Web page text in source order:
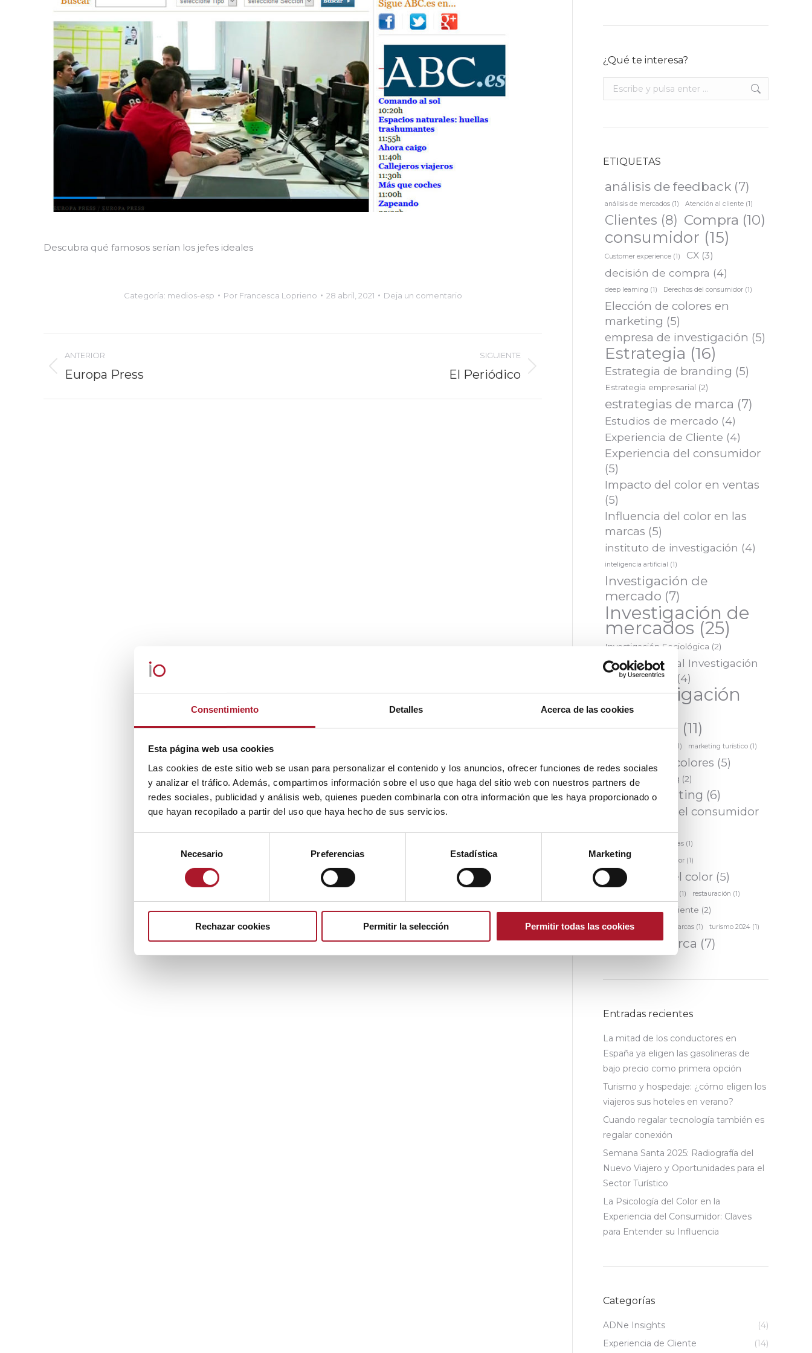
Consentimiento Detalles Acerca de las cookies
Esta página web usa cookies
Las cookies de este sitio web se usan para personalizar el contenido y los anuncios, ofrecer funciones de redes sociales
y analizar el tráfico. Además, compartimos información sobre el uso que haga del sitio web con nuestros partners de
redes sociales, publicidad y análisis web, quienes pueden combinarla con otra información que les haya proporcionado o
que hayan recopilado a partir del uso que haya hecho de sus servicios.
consentimiento
Necesario Preferencias Estadística Marketing
Rechazar cookies Permitir la selección Permitir todas las cookies
Descubra qué famosos serían los jefes ideales
Categoría: medios-esp Por Francesca Loprieno 28 abril, 2021 Deja un comentario
entre
proyectos
ANTERIOR
Proyecto
Europa Press
SIGUIENTE
El Periódico
¿Qué te interesa?
Buscar:
ETIQUETAS
análisis de feedback (7)
análisis de mercados (1) Atención al cliente (1)
Clientes (8) Compra (10)
consumidor (15)
Customer experience (1) CX (3)
decisión de compra (4)
deep learning (1) Derechos del consumidor (1)
Elección de colores en
marketing (5)
empresa de investigación (5)
Estrategia (16)
Estrategia de branding (5)
Estrategia empresarial (2)
estrategias de marca (7)
Estudios de mercado (4)
Experiencia de Cliente (4)
Experiencia del consumidor
(5)
Impacto del color en ventas
(5)
Influencia del color en las
marcas (5)
instituto de investigación (4)
inteligencia artificial (1)
Investigación de
mercado (7)
Investigación de
mercados (25)
Investigación Sociológica (2)
IO Institucional Investigación
de Mercados
(4)
IOInvestigación
(24)
marketing (11)
(1) marketing turístico (1)
Marketing y colores (5)
Mystery Shopping (2)
neuromarketing (6)
Percepción del consumidor
predicción de tendencias (1)
Protección al consumidor (1)
Psicología del color (5)
(1) restauración (1)
Satisfacción del cliente (2)
Transparencia en las marcas (1) turismo 2024 (1)
valor de marca (7)
Entradas recientes
La mitad de los conductores en
España ya eligen las gasolineras de
bajo precio como primera opción
Turismo y hospedaje: ¿cómo eligen los
viajeros sus hoteles en verano?
Cuando regalar tecnología también es
regalar conexión
Semana Santa 2025: Radiografía del
Nuevo Viajero y Oportunidades para el
Sector Turístico
La Psicología del Color en la
Experiencia del Consumidor: Claves
para Entender su Influencia
Categorías
ADNe Insights
(4)
Experiencia de Cliente
(14)